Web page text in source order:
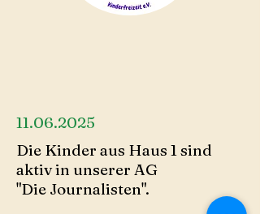
11.06.2025
Die Kinder aus Haus 1 sind
aktiv in unserer AG
"Die Journalisten".